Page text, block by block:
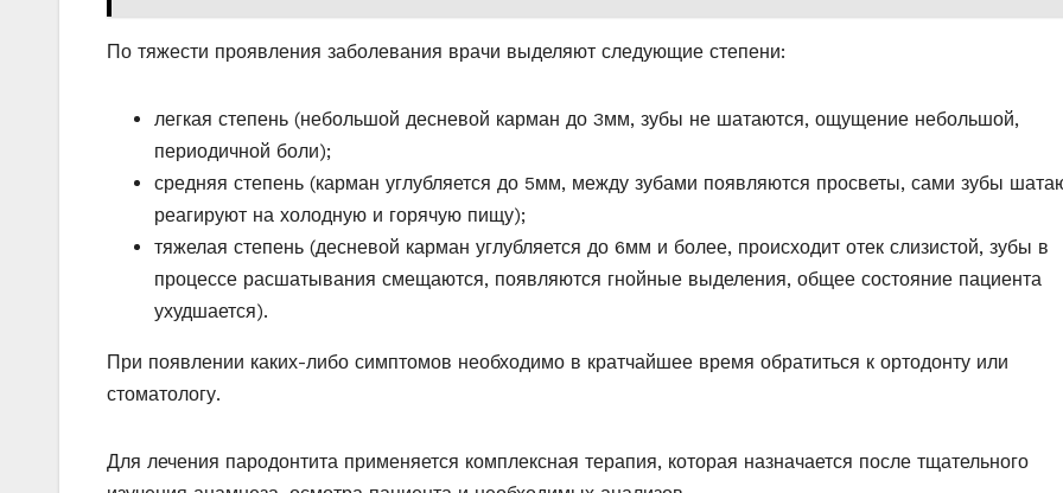
По тяжести проявления заболевания врачи выделяют следующие степени:
легкая степень (небольшой десневой карман до 3мм, зубы не шатаются, ощущение небольшой,
периодичной боли);
средняя степень (карман углубляется до 5мм, между зубами появляются просветы, сами зубы
реагируют на холодную и горячую пищу);
тяжелая степень (десневой карман углубляется до 6мм и более, происходит отек слизистой, зубы в
процессе расшатывания смещаются, появляются гнойные выделения, общее состояние пациента
ухудшается).
При появлении каких-либо симптомов необходимо в кратчайшее время обратиться к ортодонту или
стоматологу.
Для лечения пародонтита применяется комплексная терапия, которая назначается после тщательного